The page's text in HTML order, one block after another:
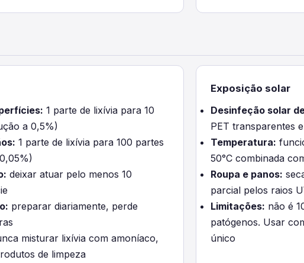
1 parte de lixívia para 10
a 0,5%)
1 parte de lixívia para 100 partes
deixar atuar pelo menos 10
preparar diariamente, perde
misturar lixívia com amoníaco,
de limpeza
Exposição solar
Desinfeção solar
PET transparentes
Temperatura:
50°C combinada
Roupa e panos:
parcial pelos raios
Limitações: não é
patógenos. Usar
único